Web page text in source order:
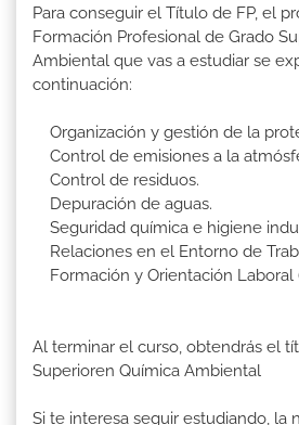
Para conseguir el Título de FP, el
Formación Profesional de Grado
Ambiental que vas a estudiar se
continuación:
Organización y gestión de la
Control de emisiones a la
Control de residuos.
Depuración de aguas.
Seguridad química e higiene
Relaciones en el Entorno de
Formación y Orientación Laboral
Al terminar el curso, obtendrás el
Superioren Química Ambiental
Si te interesa seguir estudiando, la